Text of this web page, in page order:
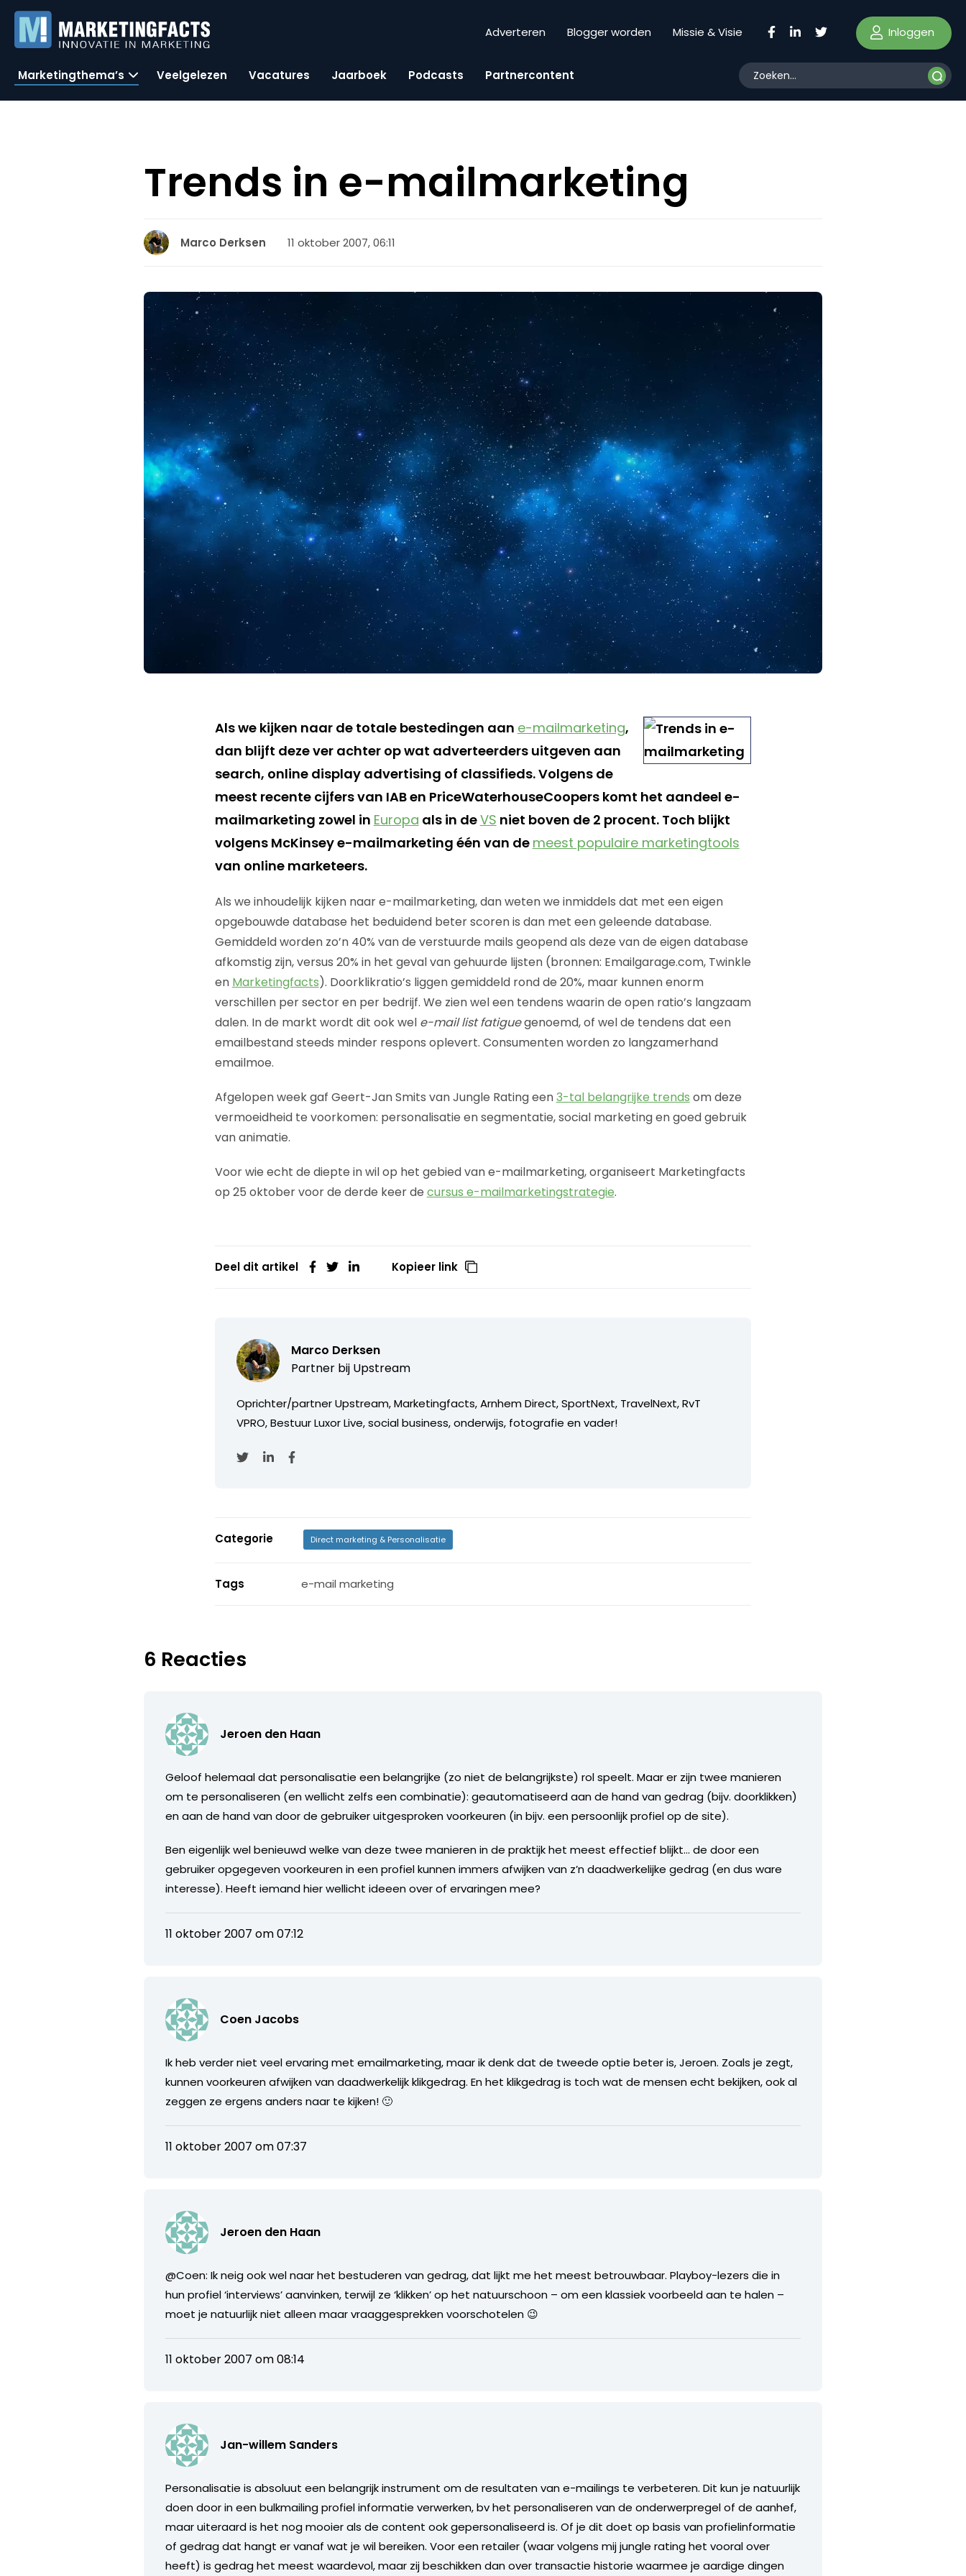
Adverteren Blogger worden Missie & Visie Inloggen
Marketingthema’s Veelgelezen Vacatures Jaarboek Podcasts Partnercontent
Trends in e-mailmarketing
Marco Derksen 11 oktober 2007, 06:11
Als we kijken naar de totale bestedingen aan e-mailmarketing,
dan blijft deze ver achter op wat adverteerders uitgeven aan
search, online display advertising of classifieds. Volgens de
meest recente cijfers van IAB en PriceWaterhouseCoopers komt het aandeel e-
mailmarketing zowel in Europa als in deVS niet boven de 2 procent. Toch blijkt
volgens McKinsey e-mailmarketing één van de meest populaire marketingtools
van online marketeers.
Als we inhoudelijk kijken naar e-mailmarketing, dan weten we inmiddels dat met een eigen
opgebouwde database het beduidend beter scoren is dan met een geleende database.
Gemiddeld worden zo’n 40% van de verstuurde mails geopend als deze van de eigen database
afkomstig zijn, versus 20% in het geval van gehuurde lijsten (bronnen: Emailgarage.com, Twinkle
en Marketingfacts). Doorklikratio’s liggen gemiddeld rond de 20%, maar kunnen enorm
verschillen per sector en per bedrijf. We zien wel een tendens waarin de open ratio’s langzaam
dalen. In de markt wordt dit ook wel e-mail list fatiguegenoemd, of wel de tendens dat een
emailbestand steeds minder respons oplevert. Consumenten worden zo langzamerhand
emailmoe.
Afgelopen week gaf Geert-Jan Smits van Jungle Rating een3-tal belangrijke trends om deze
vermoeidheid te voorkomen: personalisatie en segmentatie, social marketing en goed gebruik
van animatie.
Voor wie echt de diepte in wil op het gebied van e-mailmarketing, organiseert Marketingfacts
op 25 oktober voor de derde keer de cursus e-mailmarketingstrategie.
Deel dit artikel Kopieer link
Marco Derksen
Partner bij Upstream
Oprichter/partner Upstream, Marketingfacts, Arnhem Direct, SportNext, TravelNext, RvT
VPRO, Bestuur Luxor Live, social business, onderwijs, fotografie en vader!
Categorie Direct marketing & Personalisatie
Tags e-mail marketing
6 Reacties
Jeroen den Haan
Geloof helemaal dat personalisatie een belangrijke (zo niet de belangrijkste) rol speelt. Maar er zijn twee manieren
om te personaliseren (en wellicht zelfs een combinatie): geautomatiseerd aan de hand van gedrag (bijv. doorklikken)
en aan de hand van door de gebruiker uitgesproken voorkeuren (in bijv. een persoonlijk profiel op de site).
Ben eigenlijk wel benieuwd welke van deze twee manieren in de praktijk het meest effectief blijkt… de door een
gebruiker opgegeven voorkeuren in een profiel kunnen immers afwijken van z’n daadwerkelijke gedrag (en dus ware
interesse). Heeft iemand hier wellicht ideeen over of ervaringen mee?
11 oktober 2007 om 07:12
Coen Jacobs
Ik heb verder niet veel ervaring met emailmarketing, maar ik denk dat de tweede optie beter is, Jeroen. Zoals je zegt,
kunnen voorkeuren afwijken van daadwerkelijk klikgedrag. En het klikgedrag is toch wat de mensen echt bekijken, ook al
zeggen ze ergens anders naar te kijken! 🙂
11 oktober 2007 om 07:37
Jeroen den Haan
@Coen: Ik neig ook wel naar het bestuderen van gedrag, dat lijkt me het meest betrouwbaar. Playboy-lezers die in
hun profiel ‘interviews’ aanvinken, terwijl ze ‘klikken’ op het natuurschoon – om een klassiek voorbeeld aan te halen –
moet je natuurlijk niet alleen maar vraaggesprekken voorschotelen 😉
11 oktober 2007 om 08:14
Jan-willem Sanders
Personalisatie is absoluut een belangrijk instrument om de resultaten van e-mailings te verbeteren. Dit kun je natuurlijk
doen door in een bulkmailing profiel informatie verwerken, bv het personaliseren van de onderwerpregel of de aanhef,
maar uiteraard is het nog mooier als de content ook gepersonaliseerd is. Of je dit doet op basis van profielinformatie
of gedrag dat hangt er vanaf wat je wil bereiken. Voor een retailer (waar volgens mij jungle rating het vooral over
heeft) is gedrag het meest waardevol, maar zij beschikken dan over transactie historie waarmee je aardige dingen